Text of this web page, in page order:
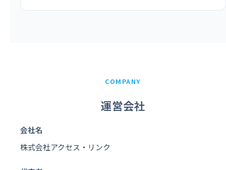
COMPANY
運営会社
会社名
株式会社アクセス・リンク